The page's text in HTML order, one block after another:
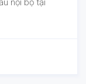
nội bộ tại